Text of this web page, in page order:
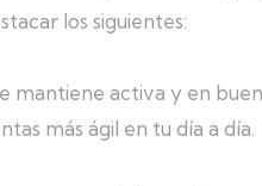
los siguientes:
mantiene activa y en
más ágil en tu día a día.